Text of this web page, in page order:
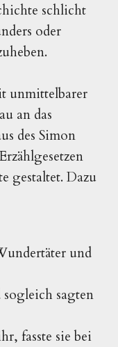
schlicht
oder
unmittelbarer
an das
des Simon
gestaltet. Dazu
und
sagten
fasste sie bei